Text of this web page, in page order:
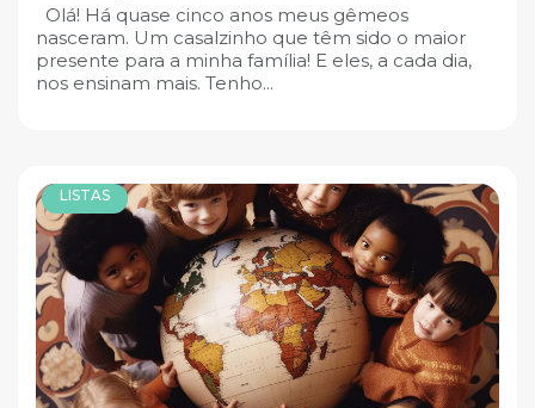
Olá! Há quase cinco anos meus gêmeos
nasceram. Um casalzinho que têm sido o maior
presente para a minha família! E eles, a cada dia,
nos ensinam mais. Tenho...
LISTAS